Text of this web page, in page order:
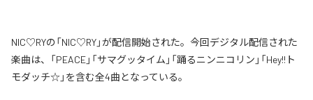
NIC♡RYの「NIC♡RY」が配信開始された。今回デジタル配信された
楽曲は、「PEACE」「サマグッタイム」「踊るニンニコリン」「Hey!!ト
モダッチ☆」を含む全4曲となっている。